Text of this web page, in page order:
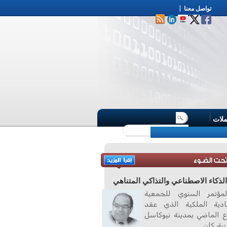
تواصل معنا
الاصطناعي والتذاكي المتناهي
السنوي للجمعية
الملكية الذي عقد
الماضي بمدينة نيوكاسل